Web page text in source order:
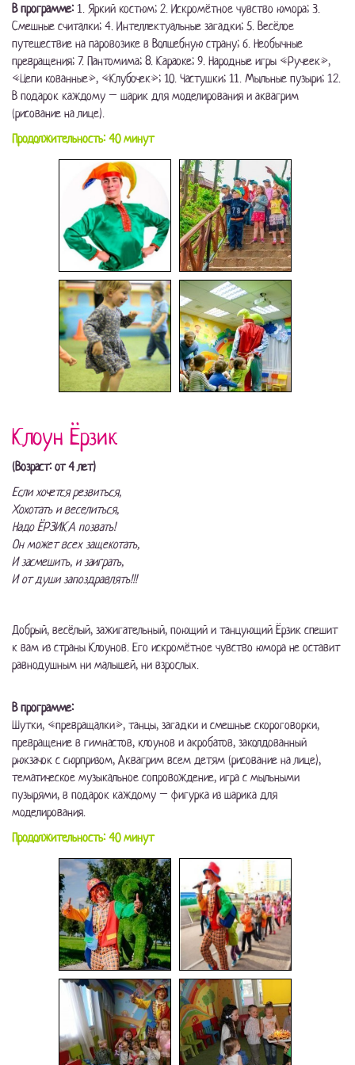
В программе: 1. Яркий костюм; 2. Искромётное чувство юмора; 3.
Смешные считалки; 4. Интеллектуальные загадки; 5. Весёлое
путешествие на паровозике в Волшебную страну; 6. Необычные
превращения; 7. Пантомима; 8. Караоке; 9. Народные игры «Ручеек»,
«Цепи кованные», «Клубочек»; 10. Частушки; 11. Мыльные пузыри; 12.
В подарок каждому – шарик для моделирования и аквагрим
(рисование на лице).
Продолжительность: 40 минут
Клоун Ёрзик
(Возраст: от 4 лет)
Если хочется резвиться,
Хохотать и веселиться,
Надо ЁРЗИКА позвать!
Он может всех защекотать,
И засмешить, и заиграть,
И от души запоздравлять!!!
Добрый, весёлый, зажигательный, поющий и танцующий Ёрзик спешит
к вам из страны Клоунов. Его искромётное чувство юмора не оставит
равнодушным ни малышей, ни взрослых.
В программе:
Шутки, «превращалки», танцы, загадки и смешные скороговорки,
превращение в гимнастов, клоунов и акробатов, заколдованный
рюкзачок с сюрпризом, Аквагрим всем детям (рисование на лице),
тематическое музыкальное сопровождение, игра с мыльными
пузырями, в подарок каждому – фигурка из шарика для
моделирования.
Продолжительность: 40 минут